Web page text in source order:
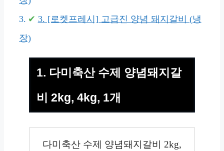
3. [로켓프레시] 고급진 양념 돼지갈비 (냉
장)
1. 다미축산 수제 양념돼지갈
비 2kg, 4kg, 1개
다미축산 수제 양념돼지갈비 2kg,